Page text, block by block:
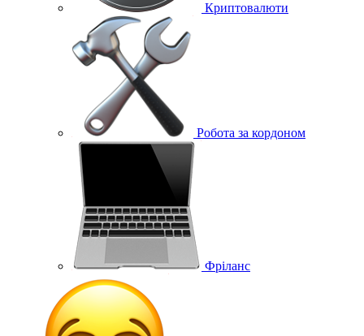
Криптовалюти
Робота за кордоном
Фріланс